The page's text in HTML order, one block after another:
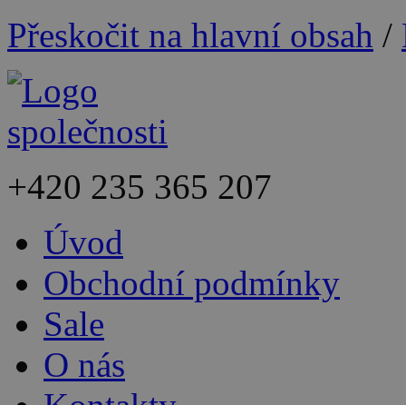
Přeskočit na hlavní obsah /
+420 235 365 207
Úvod
Obchodní podmínky
Sale
O nás